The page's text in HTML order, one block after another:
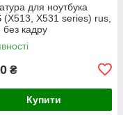
для ноутбука
(X513, X531 series) rus,
без кадру
₴
Купити